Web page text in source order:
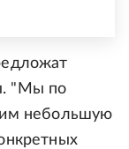
"Мы по
небольшую